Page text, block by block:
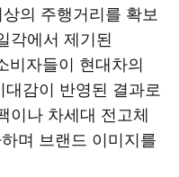
의 주행거리를 확보
각에서 제기된
비자들이 현대차의
감이 반영된 결과로
이나 차세대 전고체
며 브랜드 이미지를